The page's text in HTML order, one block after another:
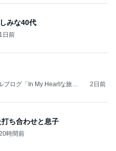
みな40代
1日前
ログ「In My Heartな旅日
2日前
ち合わせと息子
時間前